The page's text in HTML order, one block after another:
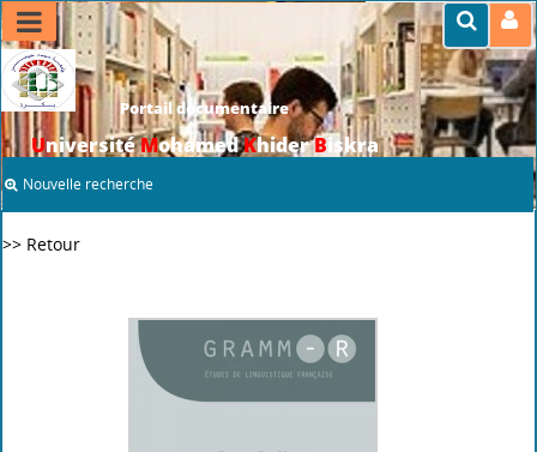
Portail documentaire
UniversitéMohamedKhiderBiskra
Nouvelle recherche
>> Retour